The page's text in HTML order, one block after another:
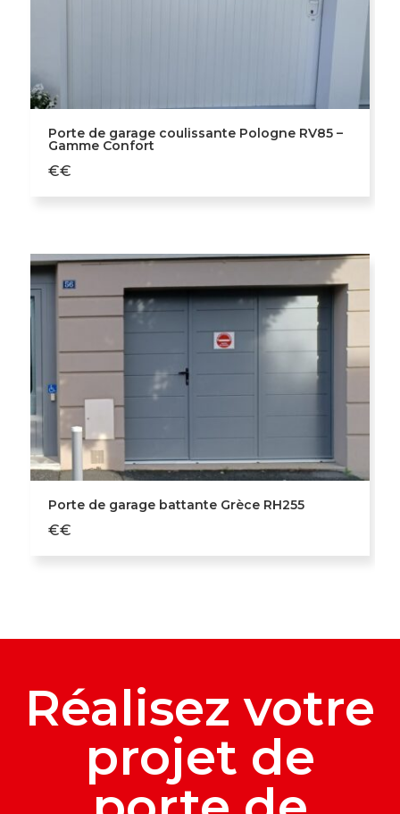
Porte de garage coulissante Pologne RV85 –
Gamme Confort
€€
Porte de garage battante Grèce RH255
€€
Réalisez votre
projet de